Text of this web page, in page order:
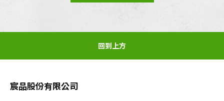
回到上方
宸品股份有限公司